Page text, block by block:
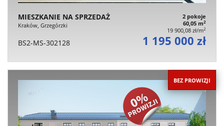
MIESZKANIE NA SPRZEDAŻ
Kraków, Grzegórzki
2 pokoje
60,05 m2
19 900,08 zł/m2
BS2-MS-302128 1 195 000 zł
BEZ PROWIZJI